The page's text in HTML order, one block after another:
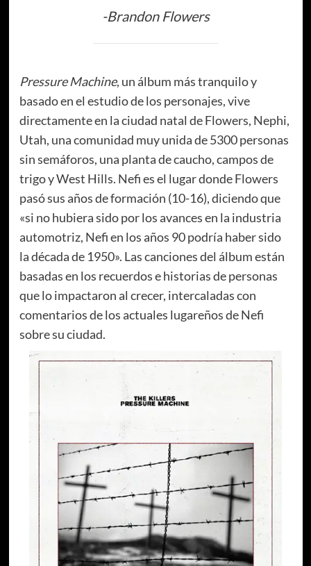
-Brandon Flowers
Pressure Machine, un álbum más tranquilo y
basado en el estudio de los personajes, vive
directamente en la ciudad natal de Flowers, Nephi,
Utah, una comunidad muy unida de 5300 personas
sin semáforos, una planta de caucho, campos de
trigo y West Hills. Nefi es el lugar donde Flowers
pasó sus años de formación (10-16), diciendo que
«si no hubiera sido por los avances en la industria
automotriz, Nefi en los años 90 podría haber sido
la década de 1950». Las canciones del álbum están
basadas en los recuerdos e historias de personas
que lo impactaron al crecer, intercaladas con
comentarios de los actuales lugareños de Nefi
sobre su ciudad.